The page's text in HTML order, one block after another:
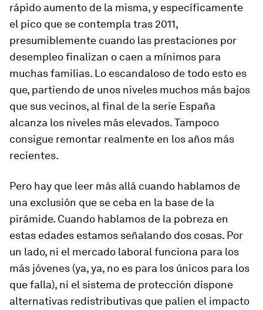
rápido aumento de la misma, y específicamente
el pico que se contempla tras 2011,
presumiblemente cuando las prestaciones por
desempleo finalizan o caen a mínimos para
muchas familias. Lo escandaloso de todo esto es
que, partiendo de unos niveles muchos más bajos
que sus vecinos, al final de la serie España
alcanza los niveles más elevados. Tampoco
consigue remontar realmente en los años más
recientes.
Pero hay que leer más allá cuando hablamos de
una exclusión que se ceba en la base de la
pirámide. Cuando hablamos de la pobreza en
estas edades estamos señalando dos cosas. Por
un lado, ni el mercado laboral funciona para los
más jóvenes (ya, ya, no es para los únicos para los
que falla), ni el sistema de protección dispone
alternativas redistributivas que palien el impacto